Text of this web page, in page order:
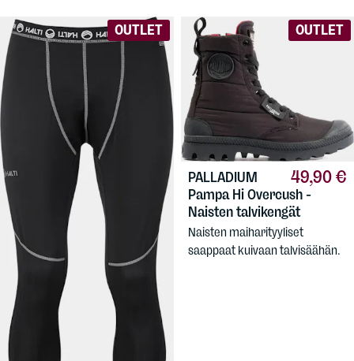
OUTLET
20,90 €
HALTI
Avion
Windy Pants Men's
Miesten tuulisuojatut
kerrastohousut talven
aktiviteetteihin
OUTLET
49,90 €
PALLADIUM
Pampa Hi Overcush -
Naisten talvikengät
Naisten maiharityyliset
saappaat kuivaan talvisäähän.